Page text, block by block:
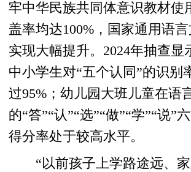
牢中华民族共同体意识教材使
盖率均达100%，国家通用语
实现大幅提升。2024年抽查显
中小学生对“五个认同”的识别
过95%；幼儿园大班儿童在语
的“答”“认”“选”“做”“学”“说”
得分率处于较高水平。
“以前孩子上学路途远、家